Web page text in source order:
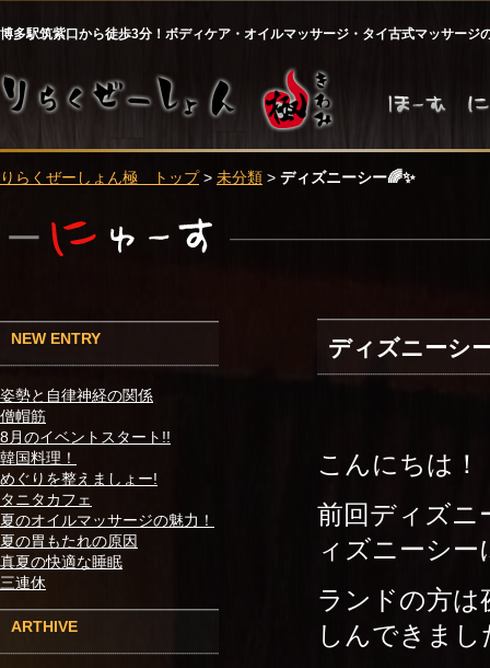
博多駅筑紫口から徒歩3分！ボディケア・オイルマッサージ・タイ古式マッサージ
りらくぜーしょん極 トップ> 未分類 > ディズニーシー🌈✨
NEW ENTRY
姿勢と自律神経の関係
僧帽筋
8月のイベントスタート!!
韓国料理！
めぐりを整えましょー!
タニタカフェ
夏のオイルマッサージの魅力！
夏の胃もたれの原因
真夏の快適な睡眠
三連休
ARTHIVE
ディズニーシ
こんにちは！
前回ディズニ
ィズニーシ
ランドの方
しんできまし